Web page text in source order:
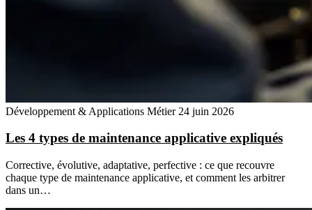
Développement & Applications Métier 24 juin 2026
Les 4 types de maintenance applicative expliqués
Corrective, évolutive, adaptative, perfective : ce que recouvre
chaque type de maintenance applicative, et comment les arbitrer
dans un…